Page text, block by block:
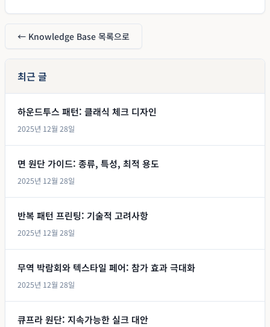
← Knowledge Base 목록으로
최근 글
하운드투스 패턴: 클래식 체크 디자인
2025년 12월 28일
면 원단 가이드: 종류, 특성, 최적 용도
2025년 12월 28일
반복 패턴 프린팅: 기술적 고려사항
2025년 12월 28일
무역 박람회와 텍스타일 페어: 참가 효과 극대화
2025년 12월 28일
큐프라 원단: 지속가능한 실크 대안